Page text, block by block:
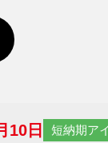
10日 短納期ア